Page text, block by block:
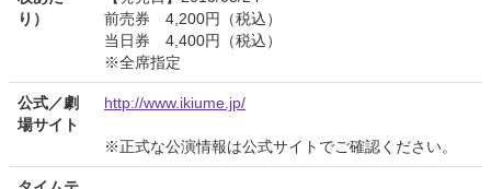
り）
前売券 4,200円（税込）
当日券 4,400円（税込）
※全席指定
公式／劇
場サイト
http://www.ikiume.jp/
※正式な公演情報は公式サイトでご確認ください。